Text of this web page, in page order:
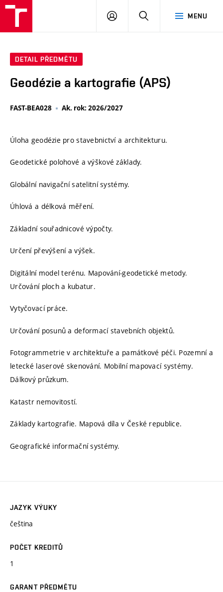
MENU
PŘIHLÁSIT
DETAIL PŘEDMĚTU
Geodézie a kartografie (APS)
FAST-BEA028 Ak. rok: 2026/2027
Úloha geodézie pro stavebnictví a architekturu.
Geodetické polohové a výškové základy.
Globální navigační satelitní systémy.
Úhlová a délková měření.
Základní souřadnicové výpočty.
Určení převýšení a výšek.
Digitální model terénu. Mapování-geodetické metody.
Určování ploch a kubatur.
Vytyčovací práce.
Určování posunů a deformací stavebních objektů.
Fotogrammetrie v architektuře a památkové péči. Pozemní a
letecké laserové skenování. Mobilní mapovací systémy.
Dálkový průzkum.
Katastr nemovitostí.
Základy kartografie. Mapová díla v České republice.
Geografické informační systémy.
JAZYK VÝUKY
čeština
POČET KREDITŮ
1
GARANT PŘEDMĚTU